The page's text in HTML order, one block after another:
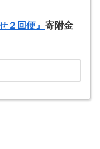
２回便』 寄附金